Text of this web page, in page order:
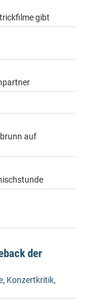
gibt
auf
der
, Konzertkritik,